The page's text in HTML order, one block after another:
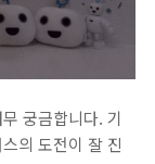
궁금합니다. 기
의 도전이 잘 진